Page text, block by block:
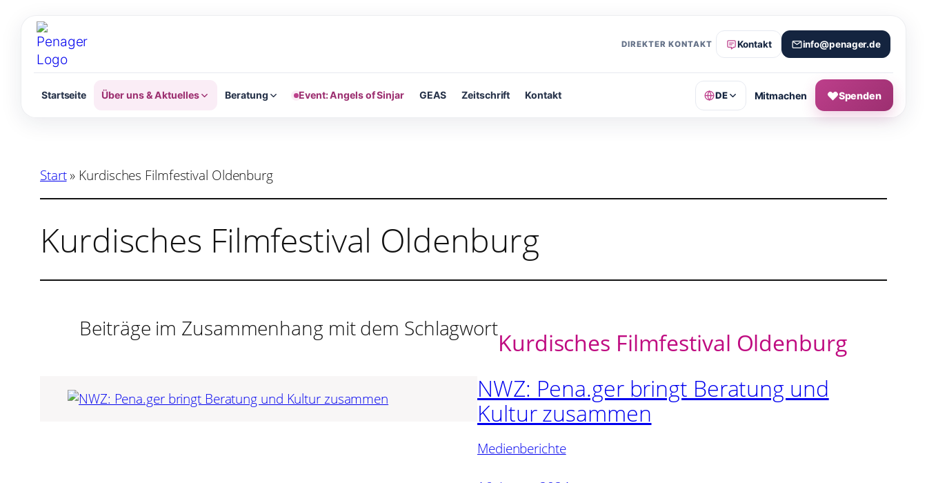
Inhalt
springen
DIREKTER KONTAKT Kontakt info@penager.de
Startseite Über uns & Aktuelles Beratung Event: Angels of Sinjar GEAS Zeitschrift Kontakt DE Mitmachen Spenden
Start» Kurdisches Filmfestival Oldenburg
Kurdisches Filmfestival Oldenburg
Beiträge im Zusammenhang mit dem SchlagwortKurdisches Filmfestival Oldenburg
NWZ: Pena.ger bringt Beratung und
Kultur zusammen
Medienberichte